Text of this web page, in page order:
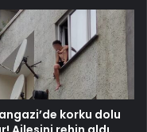
korku dolu